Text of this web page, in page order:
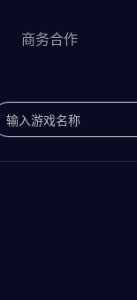
商务合作